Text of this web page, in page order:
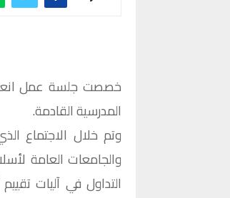
المدرسية القادمة.
وتم خلال الاجتماع
والجامعات العامة